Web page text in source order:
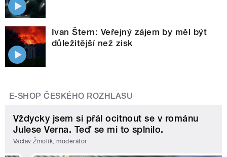
Ivan Štern: Veřejný zájem by měl být
důležitější než zisk
E-SHOP ČESKÉHO ROZHLASU
Vždycky jsem si přál ocitnout se v románu
Julese Verna. Teď se mi to splnilo.
Václav Žmolík, moderátor